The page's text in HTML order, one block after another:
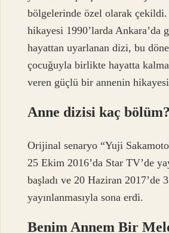
bölgelerinde özel olarak
hikayesi 1990’larda Ankara’da
hayattan uyarlanan dizi, bu
çocuğuyla birlikte hayatta
veren güçlü bir annenin
Anne dizisi kaç bölüm?
Orijinal senaryo “Yuji
25 Ekim 2016’da Star TV’de
başladı ve 20 Haziran 2017’de
yayınlanmasıyla sona erdi.
Benim Annem Bir